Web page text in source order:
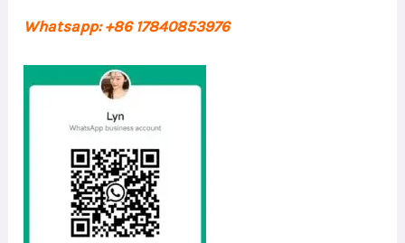
Whatsapp: +86 17840853976